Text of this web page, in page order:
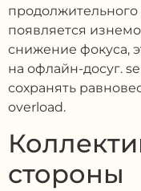
появляется
снижение фокуса,
на офлайн-досуг.
сохранять
overload.
стороны